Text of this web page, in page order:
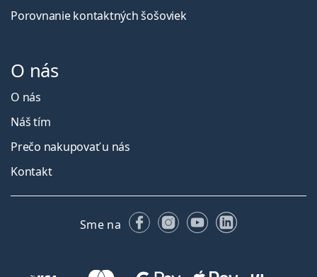
Porovnanie kontaktných šošoviek
O nás
O nás
Náš tím
Prečo nakupovať u nás
Kontakt
Sme na FacebookuInstagrame
YouTubeLinkedIn